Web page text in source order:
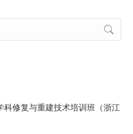
科修复与重建技术培训班（浙江